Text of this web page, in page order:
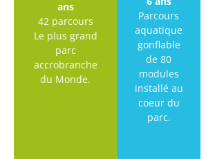
ans
42 parcours
Le plus grand
parc
accrobranche
du Monde.
Parcours
aquatique
gonflable
de 80
modules
installé au
coeur du
parc.